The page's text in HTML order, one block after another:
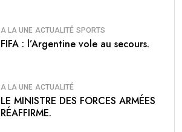
A LA UNE ACTUALITÉ SPORTS
FIFA : l’Argentine vole au secours.
A LA UNE ACTUALITÉ
LE MINISTRE DES FORCES ARMÉES
RÉAFFIRME.